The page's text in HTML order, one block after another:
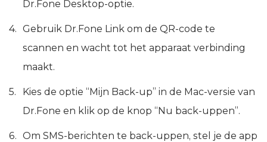
Dr.Fone Desktop-optie.
Gebruik Dr.Fone Link om de QR-code te
scannen en wacht tot het apparaat verbinding
maakt.
Kies de optie “Mijn Back-up” in de Mac-versie van
Dr.Fone en klik op de knop “Nu back-uppen”.
Om SMS-berichten te back-uppen, stel je de app